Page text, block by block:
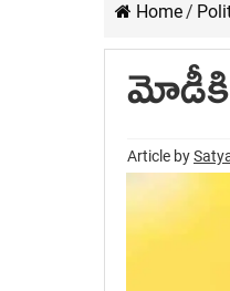
Home/
మోడీకి
Article by